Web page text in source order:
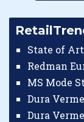
State of
Redman
MS Mode
Dura
Dura